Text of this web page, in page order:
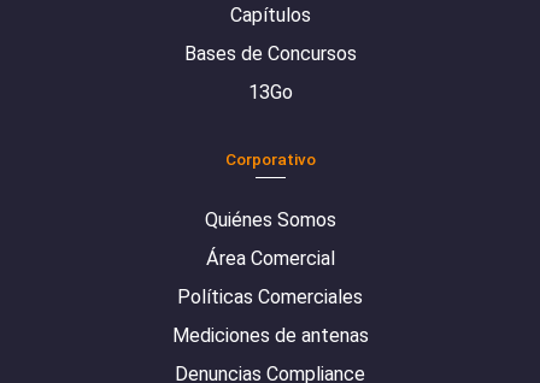
Capítulos
Bases de Concursos
13Go
Corporativo
Quiénes Somos
Área Comercial
Políticas Comerciales
Mediciones de antenas
Denuncias Compliance